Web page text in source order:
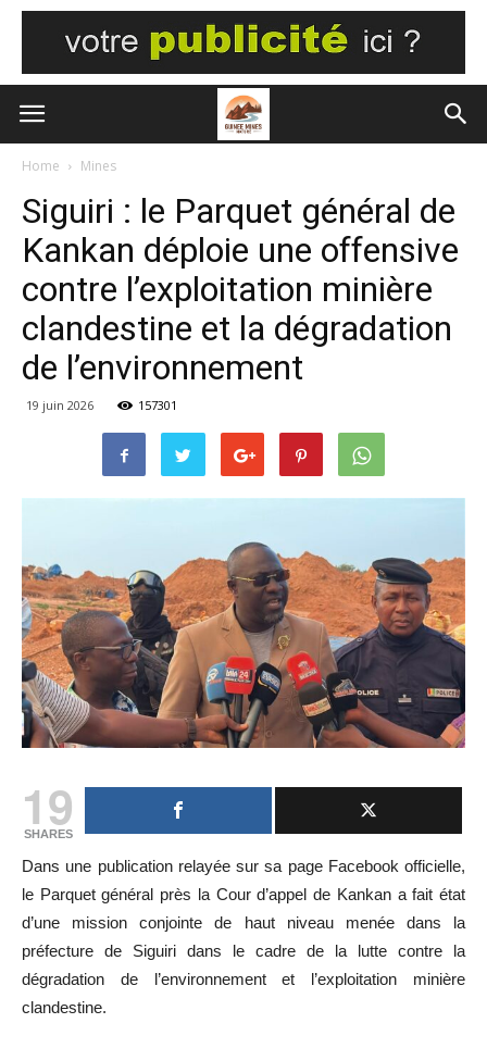
Home Mines
Siguiri : le Parquet général de
Kankan déploie une offensive
contre l’exploitation minière
clandestine et la dégradation
de l’environnement
19 juin 2026 157301
19
SHARES
Dans une publication relayée sur sa page Facebook officielle,
le Parquet général près la Cour d’appel de Kankan a fait état
d’une mission conjointe de haut niveau menée dans la
préfecture de Siguiri dans le cadre de la lutte contre la
dégradation de l’environnement et l’exploitation minière
clandestine.